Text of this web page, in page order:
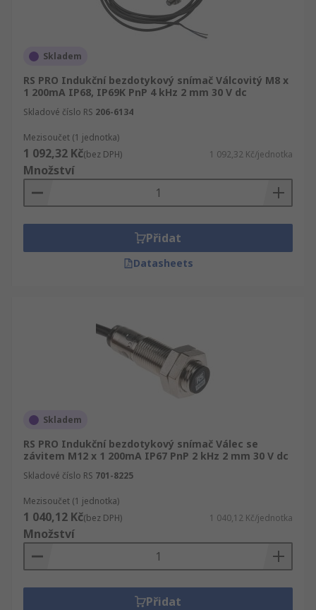
Skladem
RS PRO Indukční bezdotykový snímač Válcovitý M8 x
1 200mA IP68, IP69K PnP 4 kHz 2 mm 30 V dc
Skladové číslo RS 206-6134
Mezisoučet (1 jednotka)
1 092,32 Kč(bez DPH) 1 092,32 Kč/jednotka
Množství
Přidat
Datasheets
Skladem
RS PRO Indukční bezdotykový snímač Válec se
závitem M12 x 1 200mA IP67 PnP 2 kHz 2 mm 30 V dc
Skladové číslo RS 701-8225
Mezisoučet (1 jednotka)
1 040,12 Kč(bez DPH) 1 040,12 Kč/jednotka
Množství
Přidat